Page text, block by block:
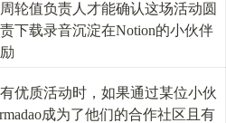
轮值负责人才能确认这场活动圆
下载录音沉淀在Notion的小伙伴
优质活动时，如果通过某位小伙
成为了他们的合作社区且有